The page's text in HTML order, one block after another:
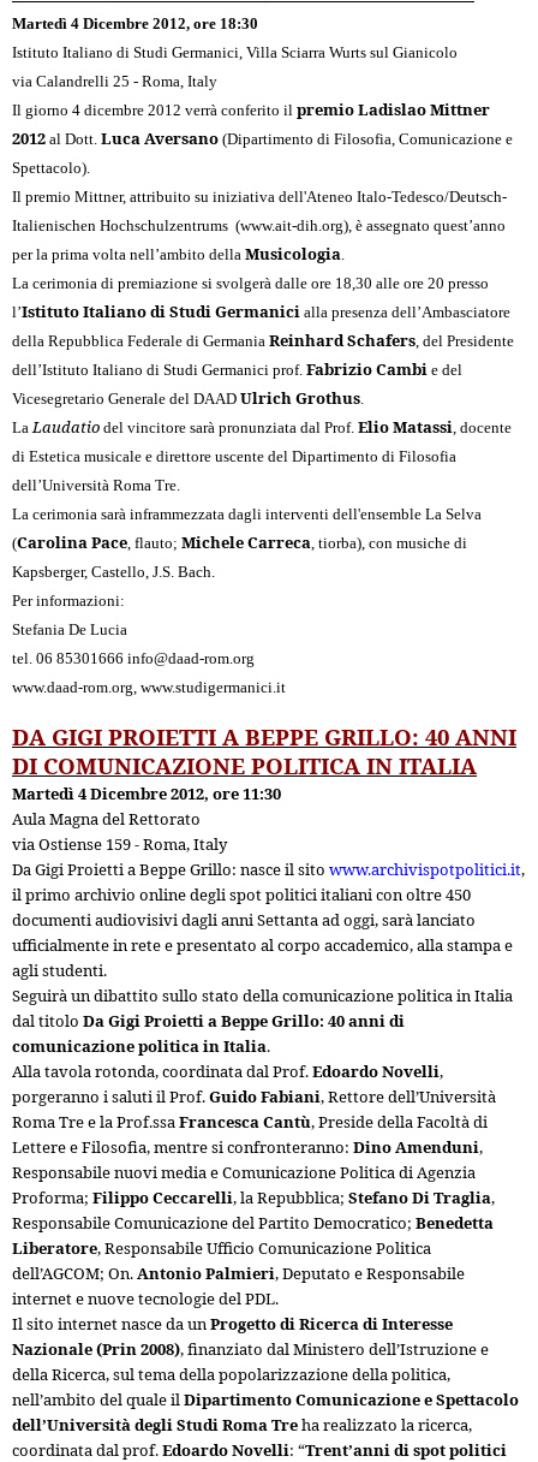
Martedì 4 Dicembre 2012, ore 18:30
Istituto Italiano di Studi Germanici, Villa Sciarra Wurts sul Gianicolo
via Calandrelli 25 - Roma, Italy
Il giorno 4 dicembre 2012 verrà conferito il premio Ladislao Mittner
2012 al Dott. Luca Aversano (Dipartimento di Filosofia, Comunicazione e
Spettacolo).
Il premio Mittner, attribuito su iniziativa dell'Ateneo Italo-Tedesco/Deutsch-
Italienischen Hochschulzentrums (www.ait-dih.org), è assegnato quest’anno
per la prima volta nell’ambito della Musicologia
La cerimonia di premiazione si svolgerà dalle ore 18,30 alle ore 20 presso
l’Istituto Italiano di Studi Germanici alla presenza dell’Ambasciatore
della Repubblica Federale di Germania Reinhard Schafers , del Presidente
dell’Istituto Italiano di Studi Germanici prof. Fabrizio Cambi e del
Vicesegretario Generale del DAAD Ulrich Grothus
La Laudatio del vincitore sarà pronunziata dal Prof. Elio Matassi , docente
di Estetica musicale e direttore uscente del Dipartimento di Filosofia
dell’Università Roma Tre.
La cerimonia sarà inframmezzata dagli interventi dell'ensemble La Selva
(Carolina Pace , flauto; Michele Carreca , tiorba), con musiche di
Kapsberger, Castello, J.S. Bach.
Per informazioni:
Stefania De Lucia
tel. 06 85301666 info@daad-rom.org
www.daad-rom.org www.studigermanici.it
DA GIGI PROIETTI A BEPPE GRILLO: 40 ANNI
DI COMUNICAZIONE POLITICA IN ITALIA
Martedì 4 Dicembre 2012, ore 11:30
Aula Magna del Rettorato
via Ostiense 159 - Roma, Italy
Da Gigi Proietti a Beppe Grillo: nasce il sito www.archivispotpolitici.it,
il primo archivio online degli spot politici italiani con oltre 450
documenti audiovisivi dagli anni Settanta ad oggi, sarà lanciato
ufficialmente in rete e presentato al corpo accademico, alla stampa e
agli studenti.
Seguirà un dibattito sullo stato della comunicazione politica in Italia
dal titolo Da Gigi Proietti a Beppe Grillo: 40 anni di
comunicazione politica in Italia.
Alla tavola rotonda, coordinata dal Prof.Edoardo Novelli,
porgeranno i saluti il Prof.Guido Fabiani, Rettore dell’Università
Roma Tre e la Prof.ssaFrancesca Cantù, Preside della Facoltà di
Lettere e Filosofia, mentre si confronteranno: Dino Amenduni,
Responsabile nuovi media e Comunicazione Politica di Agenzia
Proforma; Filippo Ceccarelli, la Repubblica; Stefano Di Traglia,
Responsabile Comunicazione del Partito Democratico; Benedetta
Liberatore, Responsabile Ufficio Comunicazione Politica
dell’AGCOM; On.Antonio Palmieri, Deputato e Responsabile
internet e nuove tecnologie del PDL.
Il sito internet nasce da unProgetto di Ricerca di Interesse
Nazionale (Prin 2008), finanziato dal Ministero dell’Istruzione e
della Ricerca, sul tema della popolarizzazione della politica,
nell’ambito del quale ilDipartimento Comunicazione e Spettacolo
dell’Università degli Studi Roma Treha realizzato la ricerca,
coordinata dal prof.Edoardo Novelli: “Trent’anni di spot politici